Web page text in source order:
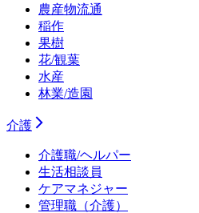
農産物流通
稲作
果樹
花/観葉
水産
林業/造園
介護
介護職/ヘルパー
生活相談員
ケアマネジャー
管理職（介護）